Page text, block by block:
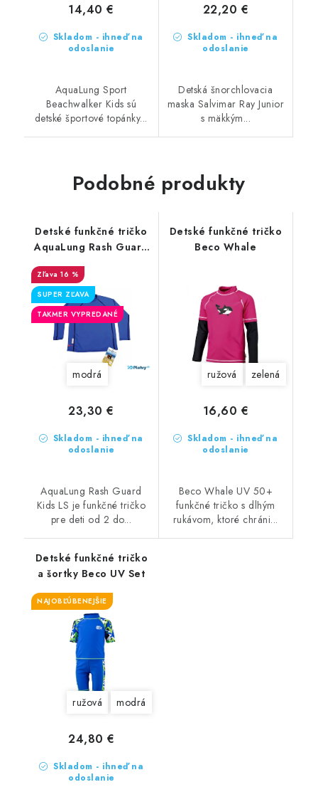
Skladom - ihneď na
odoslanie
14,40 €
AquaLung Sport
Beachwalker Kids sú
detské športové topánky...
Skladom - ihneď na
odoslanie
22,20 €
Detská šnorchlovacia
maska Salvimar Ray Junior
s mäkkým...
Podobné produkty
Detské funkčné tričko
AquaLung Rash Guard
16 %
SUPER ZĽAVA
TAKMER VYPREDANÉ
modrá
Skladom - ihneď na
odoslanie
23,30 €
AquaLung Rash Guard
Kids LS je funkčné tričko
pre deti od 2 do...
Detské funkčné tričko
Beco Whale
ružová zelená
Skladom - ihneď na
odoslanie
16,60 €
Beco Whale UV 50+
funkčné tričko s dlhým
rukávom, ktoré chráni...
Detské funkčné tričko
a šortky Beco UV Set
NAJOBĽÚBENEJŠIE
ružová modrá
Skladom - ihneď na
odoslanie
24,80 €